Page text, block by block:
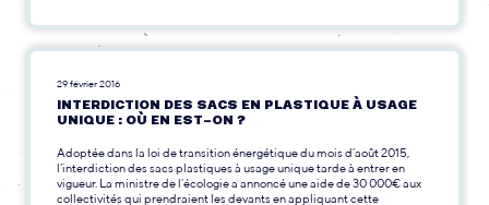
29 février 2016
INTERDICTION DES SACS EN PLASTIQUE À USAGE
UNIQUE : OÙ EN EST-ON ?
Adoptée dans la loi de transition énergétique du mois d’août 2015,
l’interdiction des sacs plastiques à usage unique tarde à entrer en
vigueur. La ministre de l’écologie a annoncé une aide de 30 000€ aux
collectivités qui prendraient les devants en appliquant cette